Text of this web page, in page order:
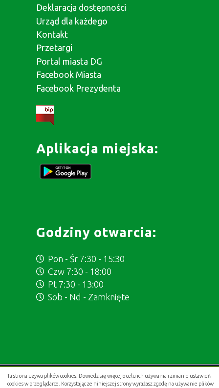
Ta strona używa plików cookies. Dowiedz się więcej o celu ich używania i zmianie ustawień
cookies w przeglądarce. Korzystając ze niniejszej strony wyrażasz zgodę na używanie plików
Deklaracja dostępności
Urząd dla każdego
Kontakt
Przetargi
Portal miasta DG
Facebook Miasta
Facebook Prezydenta
Aplikacja miejska:
Godziny otwarcia:
Pon - Śr 7:30 - 15:30
Czw 7:30 - 18:00
Pt 7:30 - 13:00
Sob - Nd - Zamknięte
Projekt i wykonanie:.gold studio digital